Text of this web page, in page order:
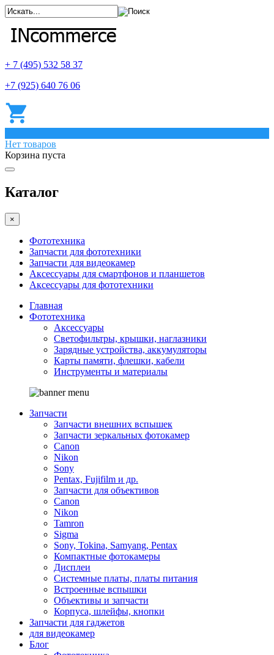
+ 7 (495) 532 58 37
+7 (925) 640 76 06
Нет товаров
Корзина пуста
Каталог
×
Фототехника
Запчасти для фототехники
Запчасти для видеокамер
Аксессуары для смартфонов и планшетов
Аксессуары для фототехники
Главная
Фототехника
Аксессуары
Светофильтры, крышки, наглазники
Зарядные устройства, аккумуляторы
Карты памяти, флешки, кабели
Инструменты и материалы
Запчасти
Запчасти внешних вспышек
Запчасти зеркальных фотокамер
Canon
Nikon
Sony
Pentax, Fujifilm и др.
Запчасти для объективов
Canon
Nikon
Tamron
Sigma
Sony, Tokina, Samyang, Pentax
Компактные фотокамеры
Дисплеи
Системные платы, платы питания
Встроенные вспышки
Объективы и запчасти
Корпуса, шлейфы, кнопки
Запчасти для гаджетов
для видеокамер
Блог